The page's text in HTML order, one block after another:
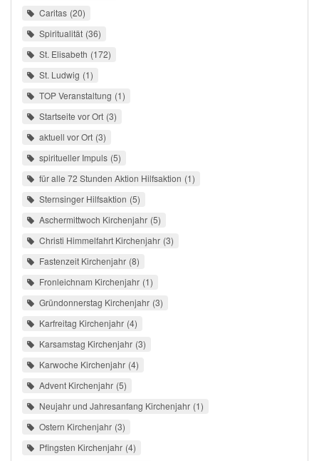
Caritas 20
Spiritualität 36
St. Elisabeth 172
St. Ludwig 1
TOP Veranstaltung 1
Startseite vor Ort 3
aktuell vor Ort 3
spiritueller Impuls 5
für alle 72 Stunden Aktion Hilfsaktion 1
Sternsinger Hilfsaktion 5
Aschermittwoch Kirchenjahr 5
Christi Himmelfahrt Kirchenjahr 3
Fastenzeit Kirchenjahr 8
Fronleichnam Kirchenjahr 1
Gründonnerstag Kirchenjahr 3
Karfreitag Kirchenjahr 4
Karsamstag Kirchenjahr 3
Karwoche Kirchenjahr 4
Advent Kirchenjahr 5
Neujahr und Jahresanfang Kirchenjahr 1
Ostern Kirchenjahr 3
Pfingsten Kirchenjahr 4